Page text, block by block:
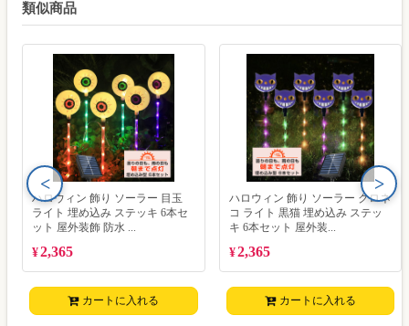
類似商品
ハロウィン 飾り ソーラー 目玉
ライト 埋め込み ステッキ 6本セ
ット 屋外装飾 防水 ...
¥2,365
カートに入れる
ハロウィン 飾り ソーラー クロネ
コ ライト 黒猫 埋め込み ステッ
キ 6本セット 屋外装...
¥2,365
カートに入れる
< >